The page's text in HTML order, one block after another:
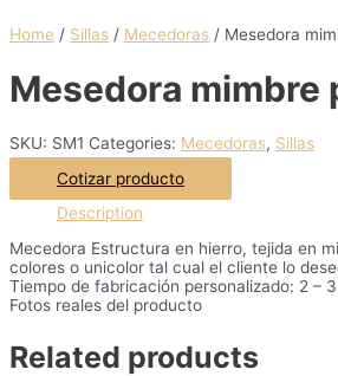
Home / Sillas / Mecedoras / Mesedora
Mesedora mimbre
SKU: SM1 Categories: Mecedoras, Sillas
Cotizar producto
Description
Mecedora Estructura en hierro, tejida en
colores o unicolor tal cual el cliente lo
Tiempo de fabricación personalizado: 2 –
Fotos reales del producto
Related products